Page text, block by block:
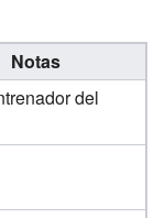
Notas
del